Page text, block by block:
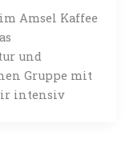
Amsel Kaffee
und
Gruppe mit
intensiv